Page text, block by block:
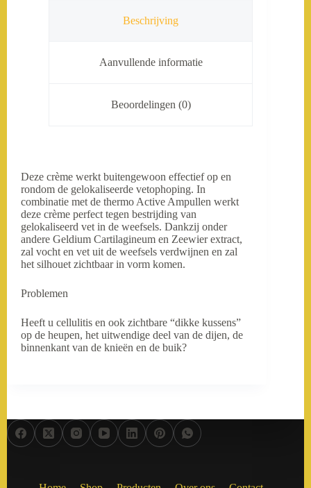
Beschrijving
Aanvullende informatie
Beoordelingen (0)
Deze crème werkt buitengewoon effectief op en
rondom de gelokaliseerde vetophoping. In
combinatie met de thermo Active Ampullen werkt
deze crème perfect tegen bestrijding van
gelokaliseerd vet in de weefsels. Dankzij onder
andere Geldium Cartilagineum en Zeewier extract,
zal vocht en vet uit de weefsels verdwijnen en zal
het silhouet zichtbaar in vorm komen.
Problemen
Heeft u cellulitis en ook zichtbare “dikke kussens”
op de heupen, het uitwendige deel van de dijen, de
binnenkant van de knieën en de buik?